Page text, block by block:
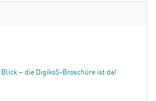
– die DigikoS-Broschüre ist da!